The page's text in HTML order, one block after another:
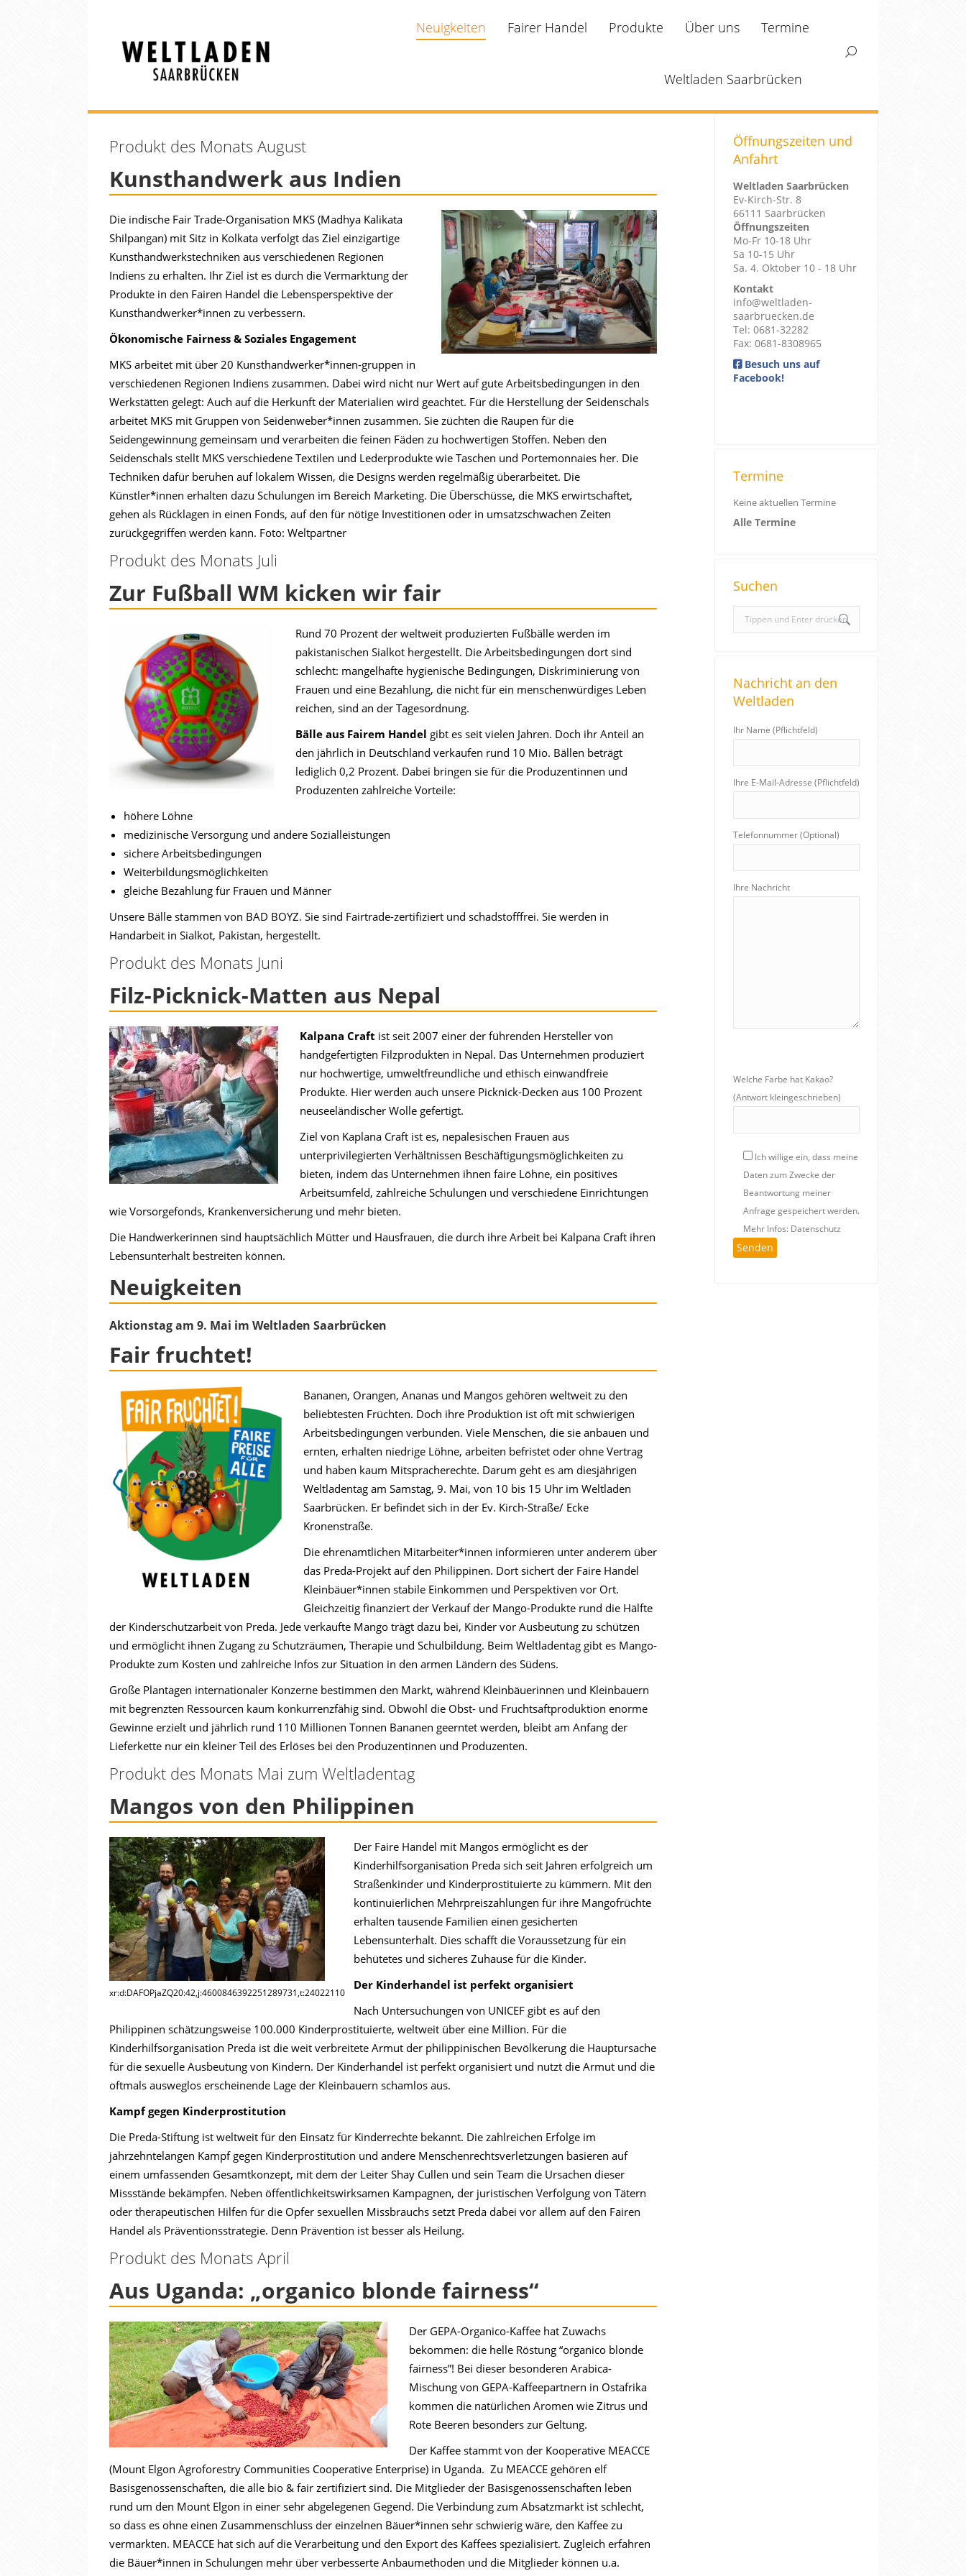
Neuigkeiten Fairer Handel Produkte Über uns Termine
Weltladen Saarbrücken
Search:
Produkt des Monats August
Kunsthandwerk aus Indien
Die indische Fair Trade-Organisation MKS (Madhya Kalikata
Shilpangan) mit Sitz in Kolkata verfolgt das Ziel einzigartige
Kunsthandwerkstechniken aus verschiedenen Regionen
Indiens zu erhalten. Ihr Ziel ist es durch die Vermarktung der
Produkte in den Fairen Handel die Lebensperspektive der
Kunsthandwerker*innen zu verbessern.
Ökonomische Fairness & Soziales Engagement
MKS arbeitet mit über 20 Kunsthandwerker*innen-gruppen in
verschiedenen Regionen Indiens zusammen. Dabei wird nicht nur Wert auf gute Arbeitsbedingungen in den
Werkstätten gelegt: Auch auf die Herkunft der Materialien wird geachtet. Für die Herstellung der Seidenschals
arbeitet MKS mit Gruppen von Seidenweber*innen zusammen. Sie züchten die Raupen für die
Seidengewinnung gemeinsam und verarbeiten die feinen Fäden zu hochwertigen Stoffen. Neben den
Seidenschals stellt MKS verschiedene Textilen und Lederprodukte wie Taschen und Portemonnaies her. Die
Techniken dafür beruhen auf lokalem Wissen, die Designs werden regelmäßig überarbeitet. Die
Künstler*innen erhalten dazu Schulungen im Bereich Marketing. Die Überschüsse, die MKS erwirtschaftet,
gehen als Rücklagen in einen Fonds, auf den für nötige Investitionen oder in umsatzschwachen Zeiten
zurückgegriffen werden kann. Foto: Weltpartner
Produkt des Monats Juli
Zur Fußball WM kicken wir fair
Rund 70 Prozent der weltweit produzierten Fußbälle werden im
pakistanischen Sialkot hergestellt. Die Arbeitsbedingungen dort sind
schlecht: mangelhafte hygienische Bedingungen, Diskriminierung von
Frauen und eine Bezahlung, die nicht für ein menschenwürdiges Leben
reichen, sind an der Tagesordnung.
Bälle aus Fairem Handel gibt es seit vielen Jahren. Doch ihr Anteil an
den jährlich in Deutschland verkaufen rund 10 Mio. Bällen beträgt
lediglich 0,2 Prozent. Dabei bringen sie für die Produzentinnen und
Produzenten zahlreiche Vorteile:
höhere Löhne
medizinische Versorgung und andere Sozialleistungen
sichere Arbeitsbedingungen
Weiterbildungsmöglichkeiten
gleiche Bezahlung für Frauen und Männer
Unsere Bälle stammen von BAD BOYZ. Sie sind Fairtrade-zertifiziert und schadstofffrei. Sie werden in
Handarbeit in Sialkot, Pakistan, hergestellt.
Produkt des Monats Juni
Filz-Picknick-Matten aus Nepal
Kalpana Craft ist seit 2007 einer der führenden Hersteller von
handgefertigten Filzprodukten in Nepal. Das Unternehmen produziert
nur hochwertige, umweltfreundliche und ethisch einwandfreie
Produkte. Hier werden auch unsere Picknick-Decken aus 100 Prozent
neuseeländischer Wolle gefertigt.
Ziel von Kaplana Craft ist es, nepalesischen Frauen aus
unterprivilegierten Verhältnissen Beschäftigungsmöglichkeiten zu
bieten, indem das Unternehmen ihnen faire Löhne, ein positives
Arbeitsumfeld, zahlreiche Schulungen und verschiedene Einrichtungen
wie Vorsorgefonds, Krankenversicherung und mehr bieten.
Die Handwerkerinnen sind hauptsächlich Mütter und Hausfrauen, die durch ihre Arbeit bei Kalpana Craft ihren
Lebensunterhalt bestreiten können.
Neuigkeiten
Aktionstag am 9. Mai im Weltladen Saarbrücken
Fair fruchtet!
Bananen, Orangen, Ananas und Mangos gehören weltweit zu den
beliebtesten Früchten. Doch ihre Produktion ist oft mit schwierigen
Arbeitsbedingungen verbunden. Viele Menschen, die sie anbauen und
ernten, erhalten niedrige Löhne, arbeiten befristet oder ohne Vertrag
und haben kaum Mitspracherechte. Darum geht es am diesjährigen
Weltladentag am Samstag, 9. Mai, von 10 bis 15 Uhr im Weltladen
Saarbrücken. Er befindet sich in der Ev. Kirch-Straße/ Ecke
Kronenstraße.
Die ehrenamtlichen Mitarbeiter*innen informieren unter anderem über
das Preda-Projekt auf den Philippinen. Dort sichert der Faire Handel
Kleinbäuer*innen stabile Einkommen und Perspektiven vor Ort.
Gleichzeitig finanziert der Verkauf der Mango-Produkte rund die Hälfte
der Kinderschutzarbeit von Preda. Jede verkaufte Mango trägt dazu bei, Kinder vor Ausbeutung zu schützen
und ermöglicht ihnen Zugang zu Schutzräumen, Therapie und Schulbildung. Beim Weltladentag gibt es Mango-
Produkte zum Kosten und zahlreiche Infos zur Situation in den armen Ländern des Südens.
Große Plantagen internationaler Konzerne bestimmen den Markt, während Kleinbäuerinnen und Kleinbauern
mit begrenzten Ressourcen kaum konkurrenzfähig sind. Obwohl die Obst- und Fruchtsaftproduktion enorme
Gewinne erzielt und jährlich rund 110 Millionen Tonnen Bananen geerntet werden, bleibt am Anfang der
Lieferkette nur ein kleiner Teil des Erlöses bei den Produzentinnen und Produzenten.
Produkt des Monats Mai zum Weltladentag
Mangos von den Philippinen
xr:d:DAFOPjaZQ20:42,j:4600846392251289731,t:24022110
Der Faire Handel mit Mangos ermöglicht es der
Kinderhilfsorganisation Preda sich seit Jahren erfolgreich um
Straßenkinder und Kinderprostituierte zu kümmern. Mit den
kontinuierlichen Mehrpreiszahlungen für ihre Mangofrüchte
erhalten tausende Familien einen gesicherten
Lebensunterhalt. Dies schafft die Voraussetzung für ein
behütetes und sicheres Zuhause für die Kinder.
Der Kinderhandel ist perfekt organisiert
Nach Untersuchungen von UNICEF gibt es auf den
Philippinen schätzungsweise 100.000 Kinderprostituierte, weltweit über eine Million. Für die
Kinderhilfsorganisation Preda ist die weit verbreitete Armut der philippinischen Bevölkerung die Hauptursache
für die sexuelle Ausbeutung von Kindern. Der Kinderhandel ist perfekt organisiert und nutzt die Armut und die
oftmals ausweglos erscheinende Lage der Kleinbauern schamlos aus.
Kampf gegen Kinderprostitution
Die Preda-Stiftung ist weltweit für den Einsatz für Kinderrechte bekannt. Die zahlreichen Erfolge im
jahrzehntelangen Kampf gegen Kinderprostitution und andere Menschenrechtsverletzungen basieren auf
einem umfassenden Gesamtkonzept, mit dem der Leiter Shay Cullen und sein Team die Ursachen dieser
Missstände bekämpfen. Neben öffentlichkeitswirksamen Kampagnen, der juristischen Verfolgung von Tätern
oder therapeutischen Hilfen für die Opfer sexuellen Missbrauchs setzt Preda dabei vor allem auf den Fairen
Handel als Präventionsstrategie. Denn Prävention ist besser als Heilung.
Produkt des Monats April
Aus Uganda: „organico blonde fairness“
Der GEPA-Organico-Kaffee hat Zuwachs
bekommen: die helle Röstung “organico blonde
fairness”! Bei dieser besonderen Arabica-
Mischung von GEPA-Kaffeepartnern in Ostafrika
kommen die natürlichen Aromen wie Zitrus und
Rote Beeren besonders zur Geltung.
Der Kaffee stammt von der Kooperative MEACCE
(Mount Elgon Agroforestry Communities Cooperative Enterprise) in Uganda. Zu MEACCE gehören elf
Basisgenossenschaften, die alle bio & fair zertifiziert sind. Die Mitglieder der Basisgenossenschaften leben
rund um den Mount Elgon in einer sehr abgelegenen Gegend. Die Verbindung zum Absatzmarkt ist schlecht,
so dass es ohne einen Zusammenschluss der einzelnen Bäuer*innen sehr schwierig wäre, den Kaffee zu
vermarkten. MEACCE hat sich auf die Verarbeitung und den Export des Kaffees spezialisiert. Zugleich erfahren
die Bäuer*innen in Schulungen mehr über verbesserte Anbaumethoden und die Mitglieder können u.a.
Öffnungszeiten und
Anfahrt
Weltladen Saarbrücken
Ev-Kirch-Str. 8
66111 Saarbrücken
Öffnungszeiten
Mo-Fr 10-18 Uhr
Sa 10-15 Uhr
Sa. 4. Oktober 10 - 18 Uhr
Kontakt
info@weltladen-
saarbruecken.de
Tel: 0681-32282
Fax: 0681-8308965
Besuch uns auf
Facebook!
Termine
Keine aktuellen Termine
Alle Termine
Suchen
e
c
h
Nachricht an den
Weltladen
Ihr Name (Pflichtfeld)
Ihre E-Mail-Adresse (Pflichtfeld)
Telefonnummer (Optional)
Ihre Nachricht
Welche Farbe hat Kakao?
(Antwort kleingeschrieben)
Ich willige ein, dass meine
Daten zum Zwecke der
Beantwortung meiner
Anfrage gespeichert werden.
Mehr Infos: Datenschutz